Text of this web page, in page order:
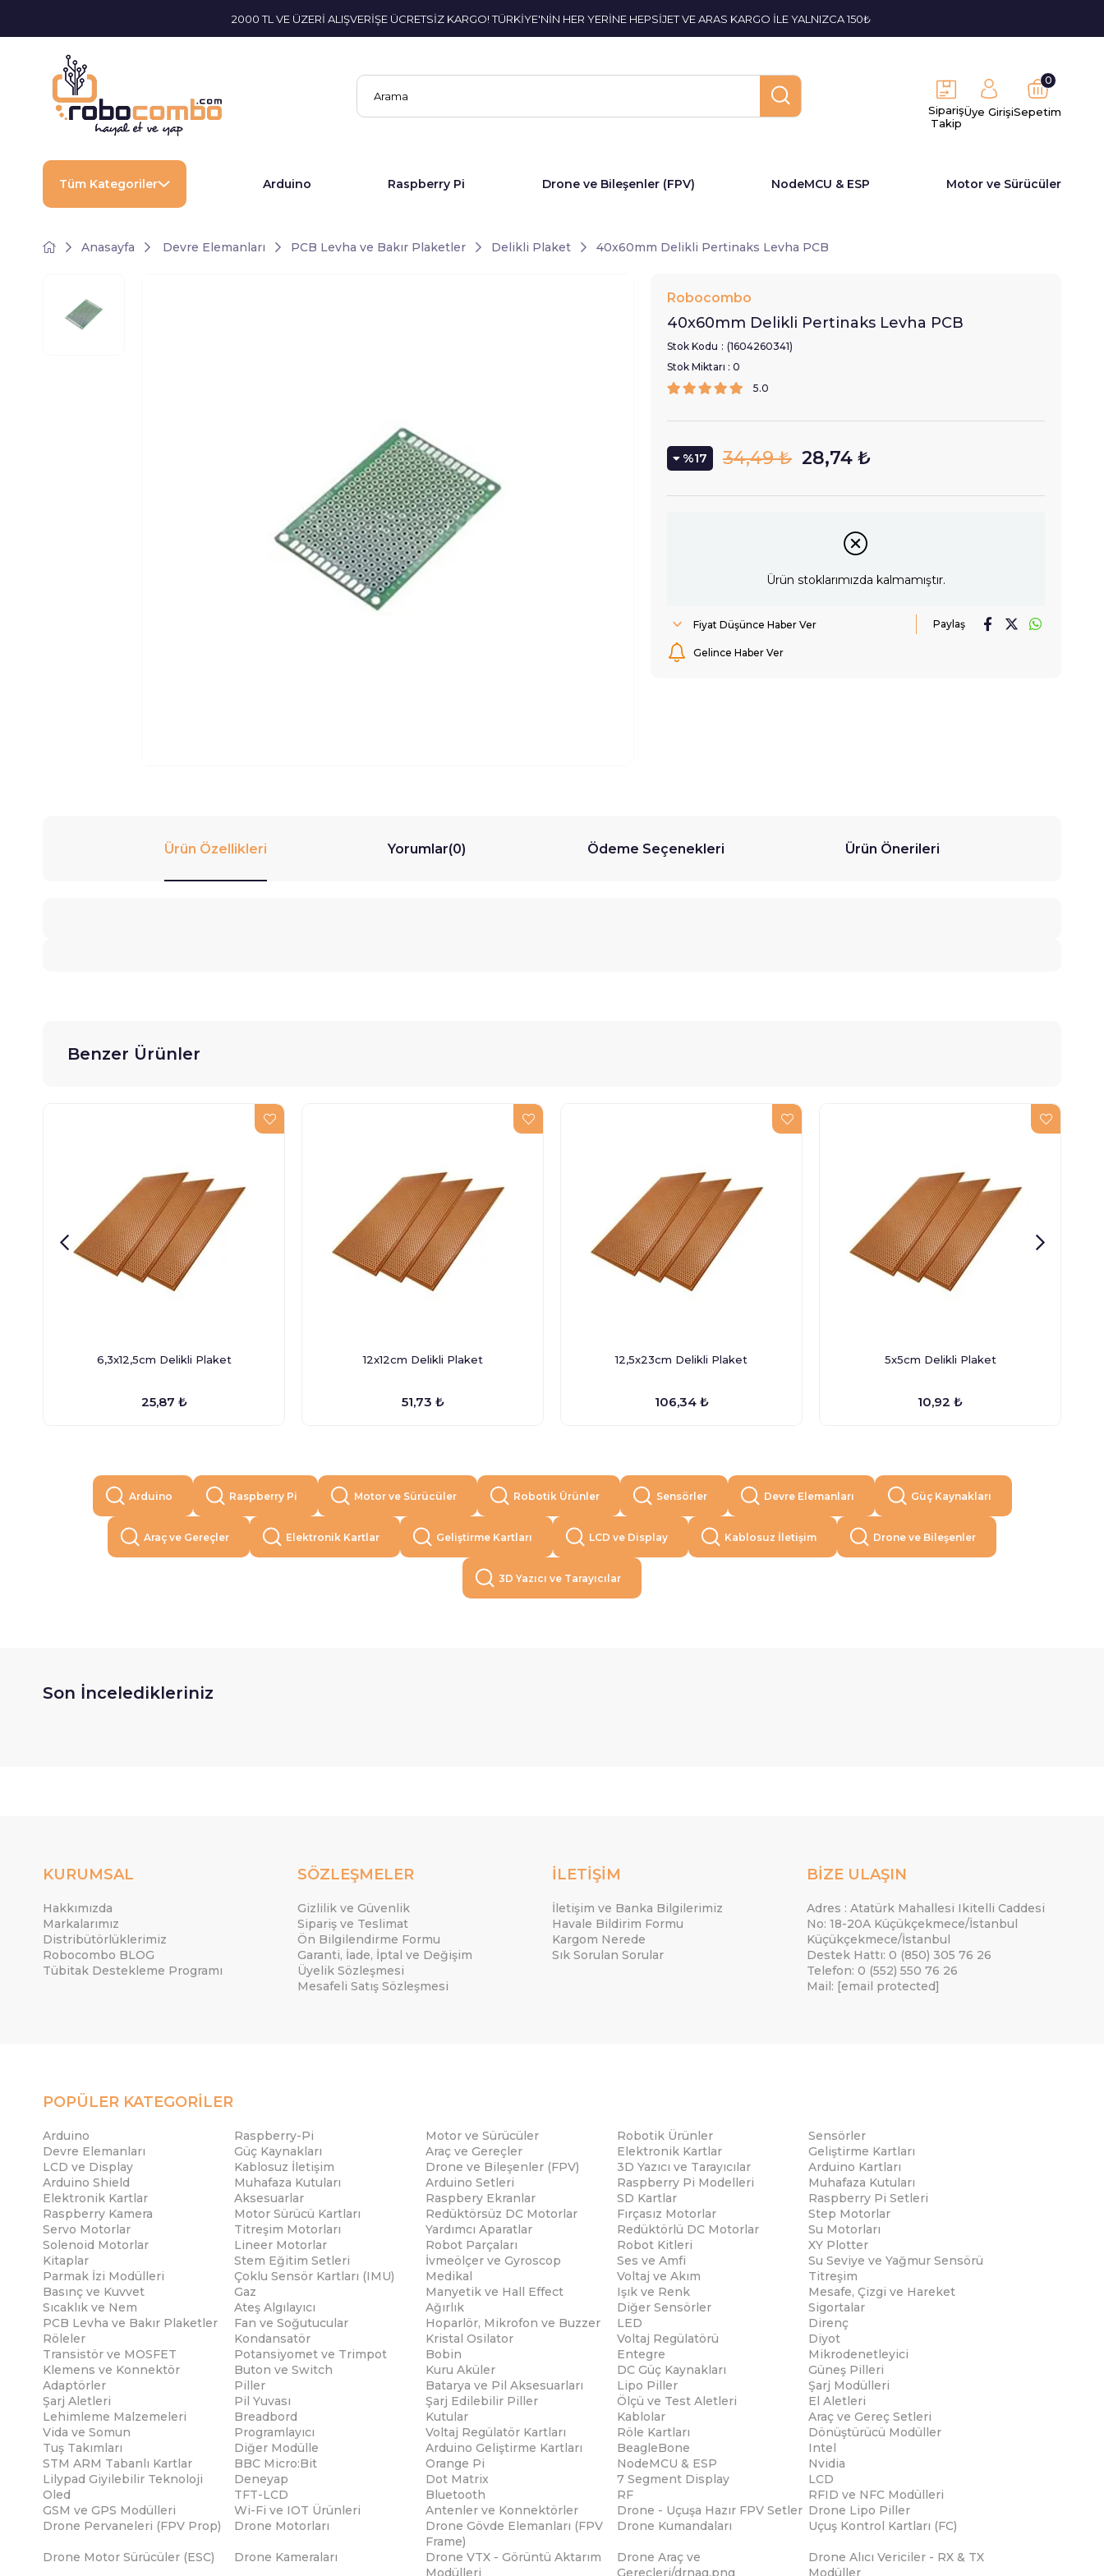
2000 TL VE ÜZERİ ALIŞVERİŞE ÜCRETSİZ KARGO! TÜRKİYE'NİN HER YERİNE HEPSİJET VE ARAS KARGO İLE YALNIZCA 150₺
Sipariş
Takip
Üye GirişiSepetim
0
Tüm Kategoriler Arduino Raspberry Pi Drone ve Bileşenler (FPV) NodeMCU & ESP Motor ve Sürücüler
Anasayfa Devre Elemanları PCB Levha ve Bakır Plaketler Delikli Plaket 40x60mm Delikli Pertinaks Levha PCB
Robocombo
40x60mm Delikli Pertinaks Levha PCB
Stok Kodu
(1604260341)
Stok Miktarı : 0
5.0
17 34,49 ₺ 28,74 ₺
Ürün stoklarımızda kalmamıştır.
Fiyat Düşünce Haber Ver
Gelince Haber Ver
Paylaş
Ürün Özellikleri Yorumlar(0) Ödeme Seçenekleri Ürün Önerileri
Benzer Ürünler
6,3x12,5cm Delikli Plaket
25,87 ₺
12x12cm Delikli Plaket
51,73 ₺
12,5x23cm Delikli Plaket
106,34 ₺
5x5cm Delikli Plaket
10,92 ₺
Arduino Raspberry Pi Motor ve Sürücüler Robotik Ürünler Sensörler Devre Elemanları Güç Kaynakları
Araç ve Gereçler Elektronik Kartlar Geliştirme Kartları LCD ve Display Kablosuz İletişim Drone ve Bileşenler
3D Yazıcı ve Tarayıcılar
Son İnceledikleriniz
KURUMSAL
Hakkımızda
Markalarımız
Distribütörlüklerimiz
Robocombo BLOG
Tübitak Destekleme Programı
SÖZLEŞMELER
Gizlilik ve Güvenlik
Sipariş ve Teslimat
Ön Bilgilendirme Formu
Garanti, İade, İptal ve Değişim
Üyelik Sözleşmesi
Mesafeli Satış Sözleşmesi
İLETİŞİM
İletişim ve Banka Bilgilerimiz
Havale Bildirim Formu
Kargom Nerede
Sık Sorulan Sorular
BİZE ULAŞIN
Adres : Atatürk Mahallesi Ikitelli Caddesi
No: 18-20A Küçükçekmece/İstanbul
Küçükçekmece/İstanbul
Destek Hattı: 0 (850) 305 76 26
Telefon: 0 (552) 550 76 26
Mail: [email protected]
POPÜLER KATEGORİLER
Arduino Raspberry-Pi Motor ve Sürücüler Robotik Ürünler
Sensörler
Devre Elemanları
Güç Kaynakları Araç ve Gereçler Elektronik Kartlar
Geliştirme Kartları
LCD ve Display
Kablosuz İletişim Drone ve Bileşenler (FPV) 3D Yazıcı ve Tarayıcılar
Arduino Kartları
Arduino Shield
Muhafaza Kutuları Arduino Setleri Raspberry Pi Modelleri
Muhafaza Kutuları
Elektronik Kartlar
Aksesuarlar Raspbery Ekranlar SD Kartlar
Raspberry Pi Setleri
Raspberry Kamera
Motor Sürücü Kartları Redüktörsüz DC Motorlar Fırçasız Motorlar
Step Motorlar
Servo Motorlar
Titreşim Motorları Yardımcı Aparatlar Redüktörlü DC Motorlar
Su Motorları
Solenoid Motorlar
Lineer Motorlar Robot Parçaları Robot Kitleri
XY Plotter
Kitaplar
Stem Eğitim Setleri İvmeölçer ve Gyroscop Ses ve Amfi
Su Seviye ve Yağmur Sensörü
Parmak İzi Modülleri
Çoklu Sensör Kartları (IMU) Medikal Voltaj ve Akım
Titreşim
Basınç ve Kuvvet
Gaz Manyetik ve Hall Effect Işık ve Renk
Mesafe, Çizgi ve Hareket
Sıcaklık ve Nem
Ateş Algılayıcı Ağırlık Diğer Sensörler
Sigortalar
PCB Levha ve Bakır Plaketler
Fan ve Soğutucular Hoparlör, Mikrofon ve Buzzer LED
Direnç
Röleler
Kondansatör Kristal Osilator Voltaj Regülatörü
Diyot
Transistör ve MOSFET
Potansiyomet ve Trimpot Bobin Entegre
Mikrodenetleyici
Klemens ve Konnektör
Buton ve Switch Kuru Aküler DC Güç Kaynakları
Güneş Pilleri
Adaptörler
Piller Batarya ve Pil Aksesuarları Lipo Piller
Şarj Modülleri
Şarj Aletleri
Pil Yuvası Şarj Edilebilir Piller Ölçü ve Test Aletleri
El Aletleri
Lehimleme Malzemeleri
Breadbord Kutular Kablolar
Araç ve Gereç Setleri
Vida ve Somun
Programlayıcı Voltaj Regülatör Kartları Röle Kartları
Dönüştürücü Modüller
Tuş Takımları
Diğer Modülle Arduino Geliştirme Kartları BeagleBone
Intel
STM ARM Tabanlı Kartlar
BBC Micro:Bit Orange Pi NodeMCU & ESP
Nvidia
Lilypad Giyilebilir Teknoloji
Deneyap Dot Matrix 7 Segment Display
LCD
Oled
TFT-LCD Bluetooth RF
RFID ve NFC Modülleri
GSM ve GPS Modülleri
Wi-Fi ve IOT Ürünleri Antenler ve Konnektörler Drone - Uçuşa Hazır FPV Setler Drone Lipo Piller
Drone Pervaneleri (FPV Prop)
Drone Motorları
Drone Gövde Elemanları (FPV
Frame)
Drone Kumandaları Uçuş Kontrol Kartları (FC)
Drone Motor Sürücüler (ESC) Drone Kameraları
Drone VTX - Görüntü Aktarım
Modülleri
Drone Araç ve
Gereçleri/drnag.png
Drone Alıcı Vericiler - RX & TX
Modüller